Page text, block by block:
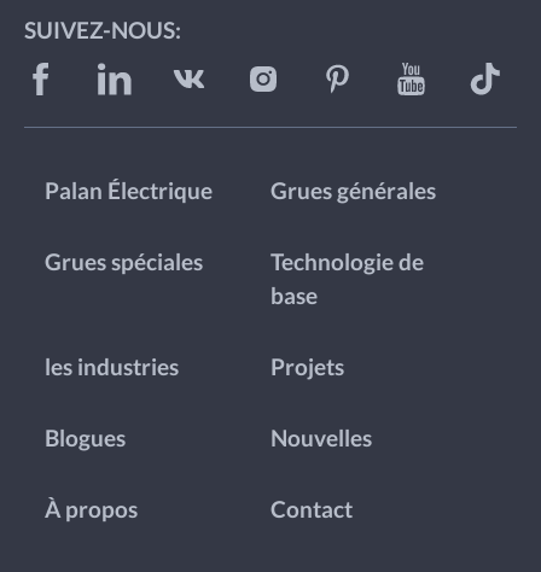
SUIVEZ-NOUS:
Palan Électrique Grues générales
Grues spéciales
Technologie de
base
les industries Projets
Blogues Nouvelles
À propos Contact